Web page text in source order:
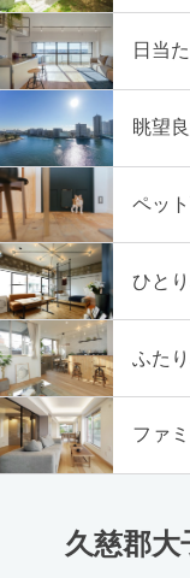
日当
眺望
ペッ
ひと
ふた
ファ
久慈郡